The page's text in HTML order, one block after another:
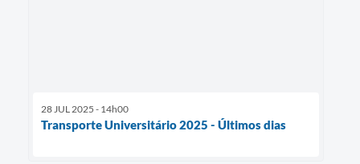
28 JUL 2025 - 14h00
Transporte Universitário 2025 - Últimos dias